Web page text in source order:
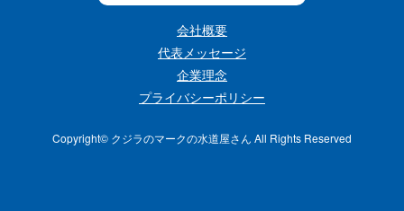
会社概要
代表メッセージ
企業理念
プライバシーポリシー
Copyright©︎ クジラのマークの水道屋さん All Rights Reserved